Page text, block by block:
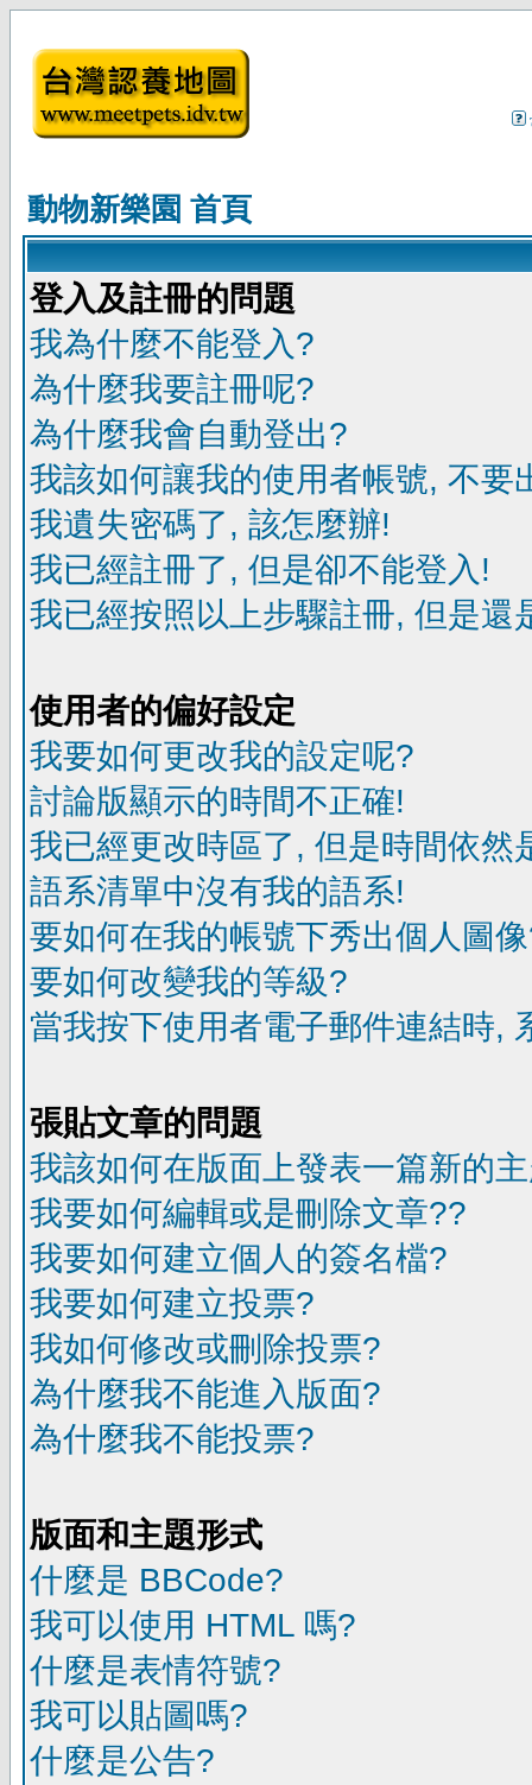
動物新樂園 首頁
登入及註冊的問題
我為什麼不能登入?
為什麼我要註冊呢?
為什麼我會自動登出?
我該如何讓我的使用者帳號, 不要
我遺失密碼了, 該怎麼辦!
我已經註冊了, 但是卻不能登入!
我已經按照以上步驟註冊, 但是還
使用者的偏好設定
我要如何更改我的設定呢?
討論版顯示的時間不正確!
我已經更改時區了, 但是時間依然
語系清單中沒有我的語系!
要如何在我的帳號下秀出個人圖
要如何改變我的等級?
當我按下使用者電子郵件連結時,
張貼文章的問題
我該如何在版面上發表一篇新的
我要如何編輯或是刪除文章??
我要如何建立個人的簽名檔?
我要如何建立投票?
我如何修改或刪除投票?
為什麼我不能進入版面?
為什麼我不能投票?
版面和主題形式
什麼是 BBCode?
我可以使用 HTML 嗎?
什麼是表情符號?
我可以貼圖嗎?
什麼是公告?